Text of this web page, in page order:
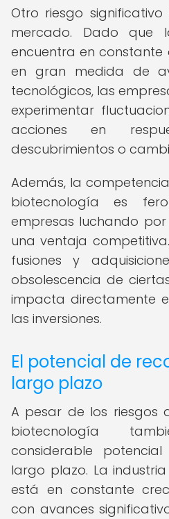
Otro riesgo
mercado. Dado que
encuentra en constante
en gran medida de
tecnológicos, las
experimentar
acciones en
descubrimientos o
Además, la
biotecnología es
empresas luchando
una ventaja
fusiones y
obsolescencia de
impacta directamente
las inversiones.
El potencial de
largo plazo
A pesar de los riesgos
biotecnología
considerable
largo plazo. La
está en constante
con avances